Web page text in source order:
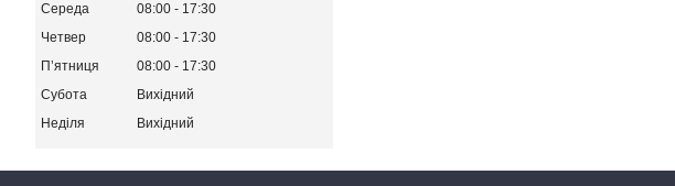
Середа
08:00
17:30
Четвер
08:00
17:30
Пʼятниця
08:00
17:30
Субота
Вихідний
Неділя
Вихідний